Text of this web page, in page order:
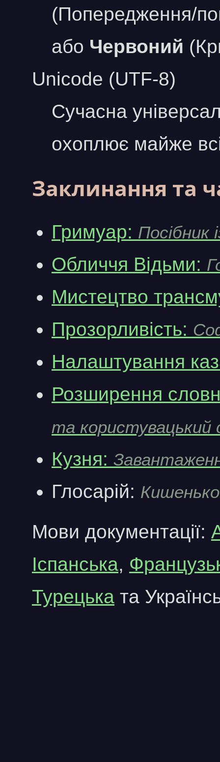
(Попередження/
або Червоний
Unicode (UTF-8)
Сучасна
охоплює майже
Заклинання та
Гримуар: Посібник
Обличчя Відьми:
Мистецтво
Прозорливість:
Налаштування
Розширення
та користувацький
Кузня:
Глосарій:
Мови документації:
Іспанська,
Турецька та